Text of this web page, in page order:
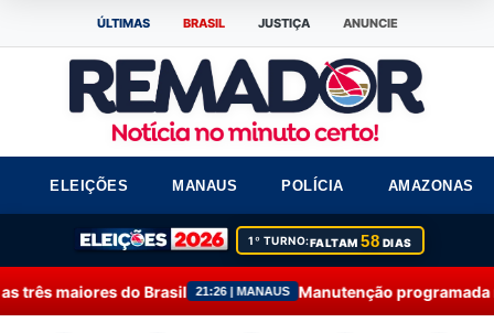
ÚLTIMAS BRASIL JUSTIÇA ANUNCIE
ELEIÇÕES MANAUS POLÍCIA AMAZONAS
1º TURNO:FALTAM58 DIAS
21:26 | MANAUS Manutenção programada na Ponta do Ismael